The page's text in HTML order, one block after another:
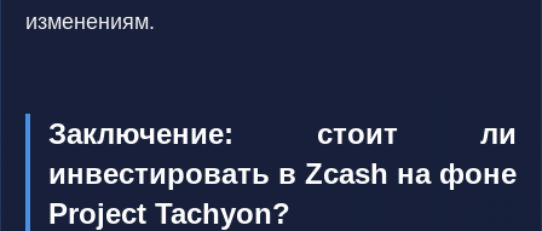
изменениям.
Заключение: стоит ли
инвестировать в Zcash на фоне
Project Tachyon?